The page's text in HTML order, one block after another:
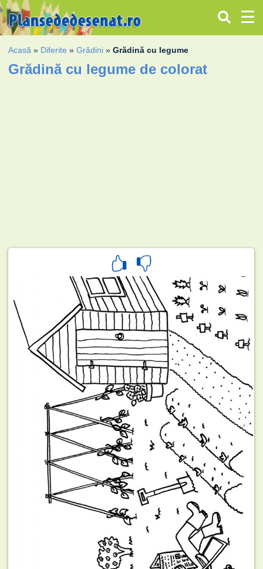
Acasă » Diferite »Grădini »Grădină cu legume
Grădină cu legume de colorat